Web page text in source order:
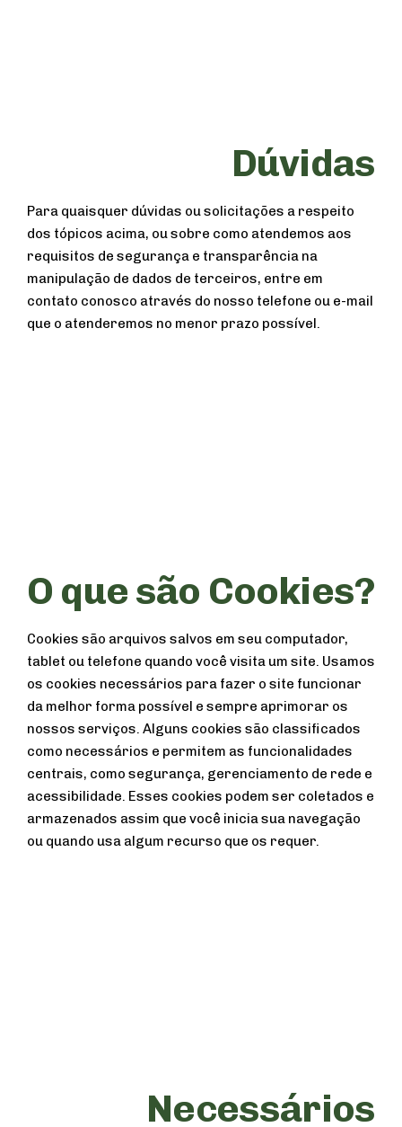
Dúvidas
Para quaisquer dúvidas ou solicitações a respeito
dos tópicos acima, ou sobre como atendemos aos
requisitos de segurança e transparência na
manipulação de dados de terceiros, entre em
contato conosco através do nosso telefone ou e-mail
que o atenderemos no menor prazo possível.
O que são Cookies?
Cookies são arquivos salvos em seu computador,
tablet ou telefone quando você visita um site. Usamos
os cookies necessários para fazer o site funcionar
da melhor forma possível e sempre aprimorar os
nossos serviços. Alguns cookies são classificados
como necessários e permitem as funcionalidades
centrais, como segurança, gerenciamento de rede e
acessibilidade. Esses cookies podem ser coletados e
armazenados assim que você inicia sua navegação
ou quando usa algum recurso que os requer.
Necessários